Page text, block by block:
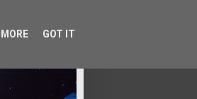
GOT IT